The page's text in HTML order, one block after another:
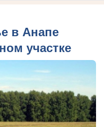
в Анапе
участке